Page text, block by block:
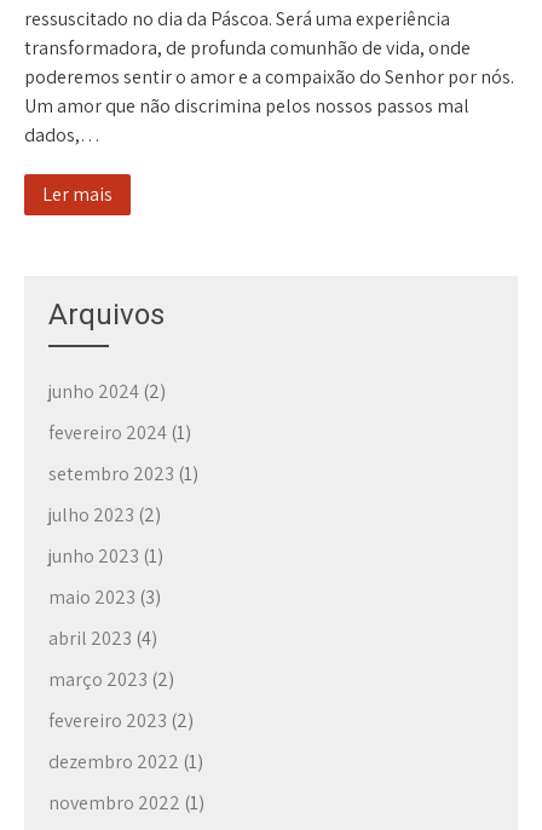
ressuscitado no dia da Páscoa. Será uma experiência
transformadora, de profunda comunhão de vida, onde
poderemos sentir o amor e a compaixão do Senhor por nós.
Um amor que não discrimina pelos nossos passos mal
dados,…
Ler mais
Arquivos
junho 2024 (2)
fevereiro 2024 (1)
setembro 2023 (1)
julho 2023 (2)
junho 2023 (1)
maio 2023 (3)
abril 2023 (4)
março 2023 (2)
fevereiro 2023 (2)
dezembro 2022 (1)
novembro 2022 (1)